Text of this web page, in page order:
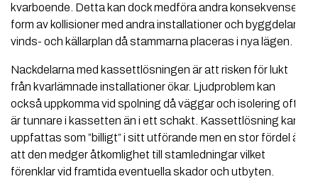
kvarboende. Detta kan dock medföra andra konsekvenser i
form av kollisioner med andra installationer och byggdelar i
vinds- och källarplan då stammarna placeras i nya lägen.
Nackdelarna med kassettlösningen är att risken för lukt
från kvarlämnade installationer ökar. Ljudproblem kan
också uppkomma vid spolning då väggar och isolering ofta
är tunnare i kassetten än i ett schakt. Kassettlösning kan
uppfattas som ”billigt” i sitt utförande men en stor fördel är
att den medger åtkomlighet till stamledningar vilket
förenklar vid framtida eventuella skador och utbyten.